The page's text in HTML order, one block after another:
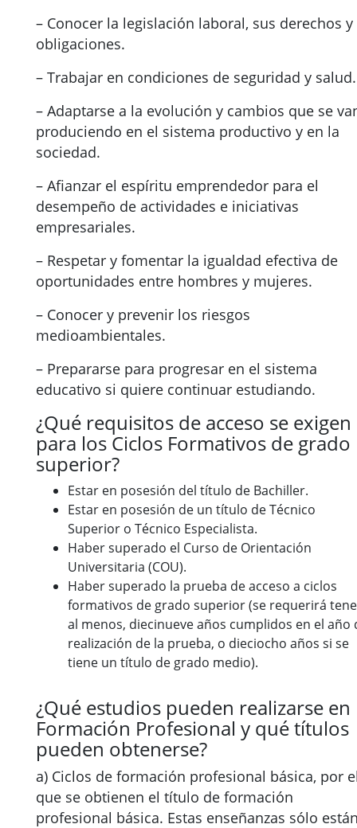
– Conocer la legislación laboral, sus derechos y
obligaciones.
– Trabajar en condiciones de seguridad y salud.
– Adaptarse a la evolución y cambios que se
produciendo en el sistema productivo y en la
sociedad.
– Afianzar el espíritu emprendedor para el
desempeño de actividades e iniciativas
empresariales.
– Respetar y fomentar la igualdad efectiva de
oportunidades entre hombres y mujeres.
– Conocer y prevenir los riesgos
medioambientales.
– Prepararse para progresar en el sistema
educativo si quiere continuar estudiando.
¿Qué requisitos de acceso se exigen
para los Ciclos Formativos de grado
superior?
Estar en posesión del título de Bachiller.
Estar en posesión de un título de Técnico
Superior o Técnico Especialista.
Haber superado el Curso de Orientación
Universitaria (COU).
Haber superado la prueba de acceso a ciclos
formativos de grado superior (se requerirá
al menos, diecinueve años cumplidos en el año
realización de la prueba, o dieciocho años si se
tiene un título de grado medio).
¿Qué estudios pueden realizarse en
Formación Profesional y qué títulos
pueden obtenerse?
a) Ciclos de formación profesional básica, por
que se obtienen el título de formación
profesional básica. Estas enseñanzas sólo